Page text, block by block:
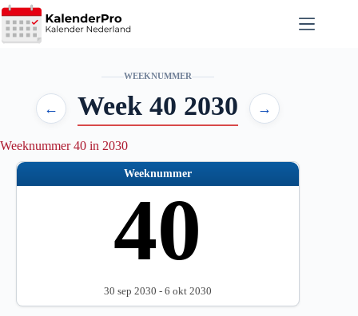
Ga
naar
de
WEEKNUMMER
← Week 40 2030 →
Weeknummer 40 in 2030
Weeknummer
40
30 sep 2030 - 6 okt 2030